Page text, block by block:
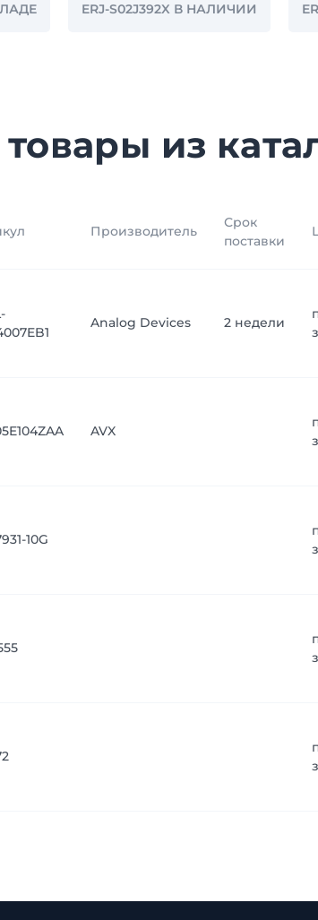
ERJ-S02J392X В НАЛИЧИИ
из
Производитель
Срок
поставки
Analog Devices 2 недели
AVX
10G